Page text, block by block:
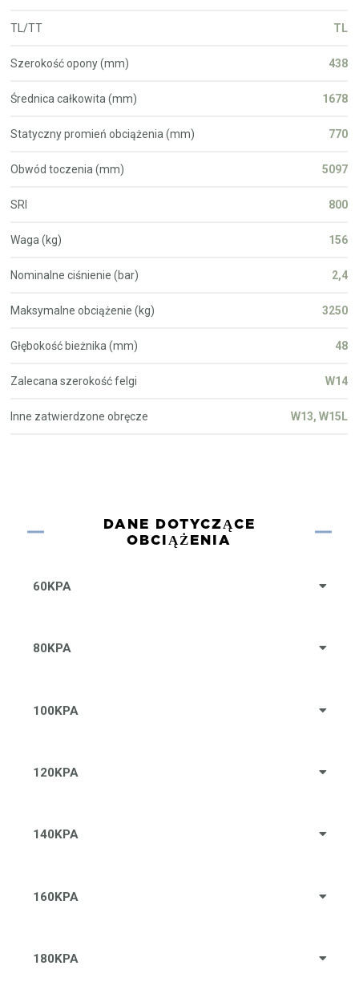
TL/TT TL
Szerokość opony (mm) 438
Średnica całkowita (mm) 1678
Statyczny promień obciążenia (mm) 770
Obwód toczenia (mm) 5097
SRI 800
Waga (kg) 156
Nominalne ciśnienie (bar) 2,4
Maksymalne obciążenie (kg) 3250
Głębokość bieżnika (mm) 48
Zalecana szerokość felgi W14
Inne zatwierdzone obręcze W13, W15L
DANE DOTYCZĄCE
OBCIĄŻENIA
60KPA
80KPA
100KPA
120KPA
140KPA
160KPA
180KPA